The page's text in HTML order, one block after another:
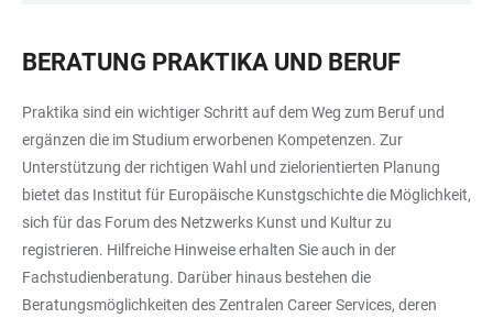
BERATUNG PRAKTIKA UND BERUF
Praktika sind ein wichtiger Schritt auf dem Weg zum Beruf und
ergänzen die im Studium erworbenen Kompetenzen. Zur
Unterstützung der richtigen Wahl und zielorientierten Planung
bietet das Institut für Europäische Kunstgschichte die Möglichkeit,
sich für das Forum des Netzwerks Kunst und Kultur zu
registrieren. Hilfreiche Hinweise erhalten Sie auch in der
Fachstudienberatung. Darüber hinaus bestehen die
Beratungsmöglichkeiten des Zentralen Career Services, deren